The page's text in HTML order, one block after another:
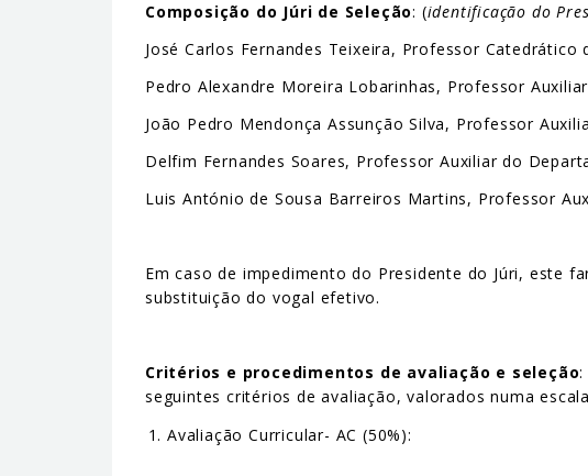
Composição do Júri de Seleção: (identificação do
José Carlos Fernandes Teixeira, Professor
Pedro Alexandre Moreira Lobarinhas, Professor
João Pedro Mendonça Assunção Silva, Professor
Delfim Fernandes Soares, Professor Auxiliar do
Luis António de Sousa Barreiros Martins, Professor
Em caso de impedimento do Presidente do Júri, este
substituição do vogal efetivo.
Critérios e procedimentos de avaliação e seleção:
seguintes critérios de avaliação, valorados numa
Avaliação Curricular- AC (50%):